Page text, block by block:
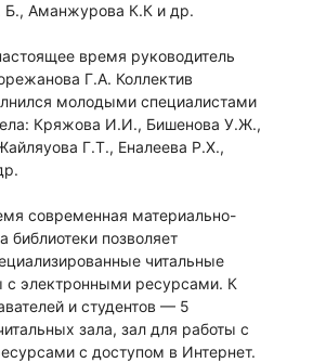
Аманжурова К.К и др.
время руководитель
Г.А. Коллектив
молодыми специалистами
Кряжова И.И., Бишенова У.Ж.,
Г.Т., Еналеева Р.Х.,
современная материально-
библиотеки позволяет
читальные
с электронными ресурсами. К
и студентов — 5
зала, зал для работы с
с доступом в Интернет.